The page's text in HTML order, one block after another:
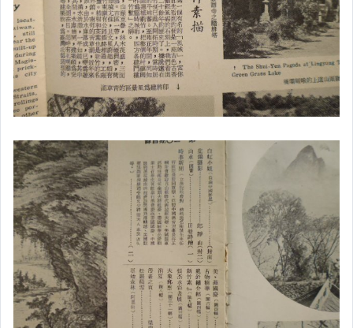
紀念品
全新CD唱片
LP全新黑膠
明星照片
明星錄
懷舊童玩
二手DVD/VCD
寫真集